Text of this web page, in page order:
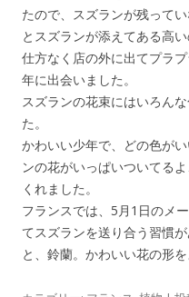
たので、スズランが残って
とスズランが添えてある高
仕方なく店の外に出てプラ
年に出会いました。
スズランの花束にはいろん
た。
かわいい少年で、どの色が
ンの花がいっぱいついてる
くれました。
フランスでは、5月1日のメ
てスズランを送り合う習慣
と、鈴蘭。かわいい花の形を